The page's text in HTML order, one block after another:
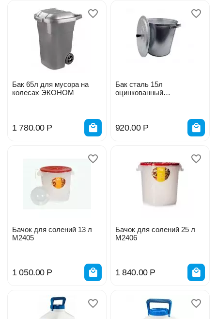
Бак 65л для мусора на
колесах ЭКОНОМ
1 780.00 Р
Бак сталь 15л
оцинкованный
920.00 Р
Бачок для солений 13 л
М2405
1 050.00 Р
Бачок для солений 25 л
М2406
1 840.00 Р